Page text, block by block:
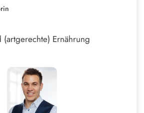
(artgerechte) Ernährung